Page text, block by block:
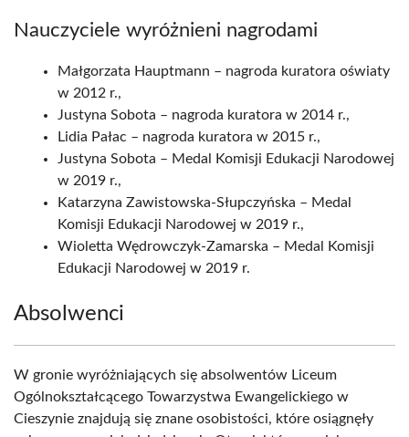
Nauczyciele wyróżnieni nagrodami
Małgorzata Hauptmann – nagroda kuratora oświaty
w 2012 r.,
Justyna Sobota – nagroda kuratora w 2014 r.,
Lidia Pałac – nagroda kuratora w 2015 r.,
Justyna Sobota – Medal Komisji Edukacji Narodowej
w 2019 r.,
Katarzyna Zawistowska-Słupczyńska – Medal
Komisji Edukacji Narodowej w 2019 r.,
Wioletta Wędrowczyk-Zamarska – Medal Komisji
Edukacji Narodowej w 2019 r.
Absolwenci
W gronie wyróżniających się absolwentów Liceum
Ogólnokształcącego Towarzystwa Ewangelickiego w
Cieszynie znajdują się znane osobistości, które osiągnęły